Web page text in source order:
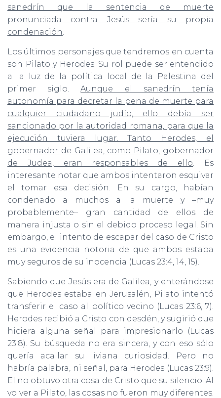
sanedrín que la sentencia de muerte
pronunciada contra Jesús sería su propia
condenación.
Los últimos personajes que tendremos en cuenta
son Pilato y Herodes. Su rol puede ser entendido
a la luz de la política local de la Palestina del
primer siglo.Aunque el sanedrín tenía
autonomía para decretar la pena de muerte para
cualquier ciudadano judío, ello debía ser
sancionado por la autoridad romana, para que la
ejecución tuviera lugar. Tanto Herodes, el
gobernador de Galilea, como Pilato, gobernador
de Judea, eran responsables de ello. Es
interesante notar que ambos intentaron esquivar
el tomar esa decisión. En su cargo, habían
condenado a muchos a la muerte y –muy
probablemente– gran cantidad de ellos de
manera injusta o sin el debido proceso legal. Sin
embargo, el intento de escapar del caso de Cristo
es una evidencia notoria de que ambos estaba
muy seguros de su inocencia (Lucas 23:4, 14, 15).
Sabiendo que Jesús era de Galilea, y enterándose
que Herodes estaba en Jerusalén, Pilato intentó
transferir el caso al político vecino (Lucas 23:6, 7).
Herodes recibió a Cristo con desdén, y sugirió que
hiciera alguna señal para impresionarlo (Lucas
23:8). Su búsqueda no era sincera, y con eso sólo
quería acallar su liviana curiosidad. Pero no
habría palabra, ni señal, para Herodes (Lucas 23:9).
El no obtuvo otra cosa de Cristo que su silencio. Al
volver a Pilato, las cosas no fueron muy diferentes.